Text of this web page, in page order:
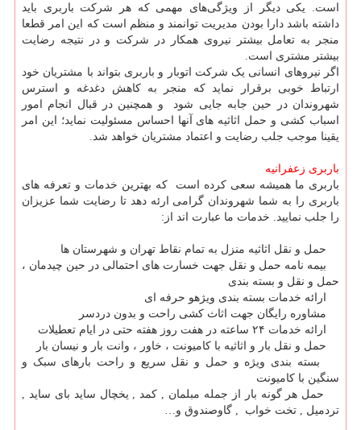
است. یکی دیگر از ویژگی‌های مهمی که هر شرکت باربری باید
داشته باشد دارا بودن مدیریت توانمند و منظم است که این امر قطعا
منجر به تعامل بیشتر نیروی همکار در شرکت و در نتیجه رضایت
بیشتر مشتری است.
اگر نیروهای انسانی یک شرکت اتوبار و باربری بتواند با مشتریان خود
ارتباط خوبی برقرار نماید که منجر به کاهش دغدغه و استرس
شهروندان در حین جابه جایی شود و همچنین در قبال انجام امور
اسباب کشی و حمل اثاثیه های آنها احساس مسئولیت نماید؛ این امر
یقینا موجب جلب رضایت و اعتماد مشتریان خواهد شد.
باربری زعفرانیه
باربری ما همیشه سعی کرده است که بهترین خدمات و تعرفه های
باربری را به شما شهروندان گرامی ارئه دهد تا رضایت شما عزیزان
را جلب نمایید. خدمات ما عبارت اند از :
حمل و نقل اثاثیه منزل به تمام نقاط تهران و شهرستان ها
بیمه نامه حمل و نقل جهت خسارت های احتمالی در حین چیدمان ،
حمل و نقل و بسته بندی
ارائه خدمات بسته بندی ویژهو حرفه ای
مشاوره رایگان جهت اثاث کشی راحت و بدون دردسر
ارائه خدمات ۲۴ ساعته در هفت روز هفته حتی در ایام تعطیلات
حمل و نقل بار و اثاثیه با کامیونت ، خاور ، وانت بار و نیسان بار
بسته بندی ویژه و حمل و نقل سریع و راحت بارهای سبک و
سنگین با کامیونت
حمل هر گونه بار از جمله مبلمان , کمد , یخچال ساید بای ساید ,
تردمیل , تخت خواب , گاوصندوق و